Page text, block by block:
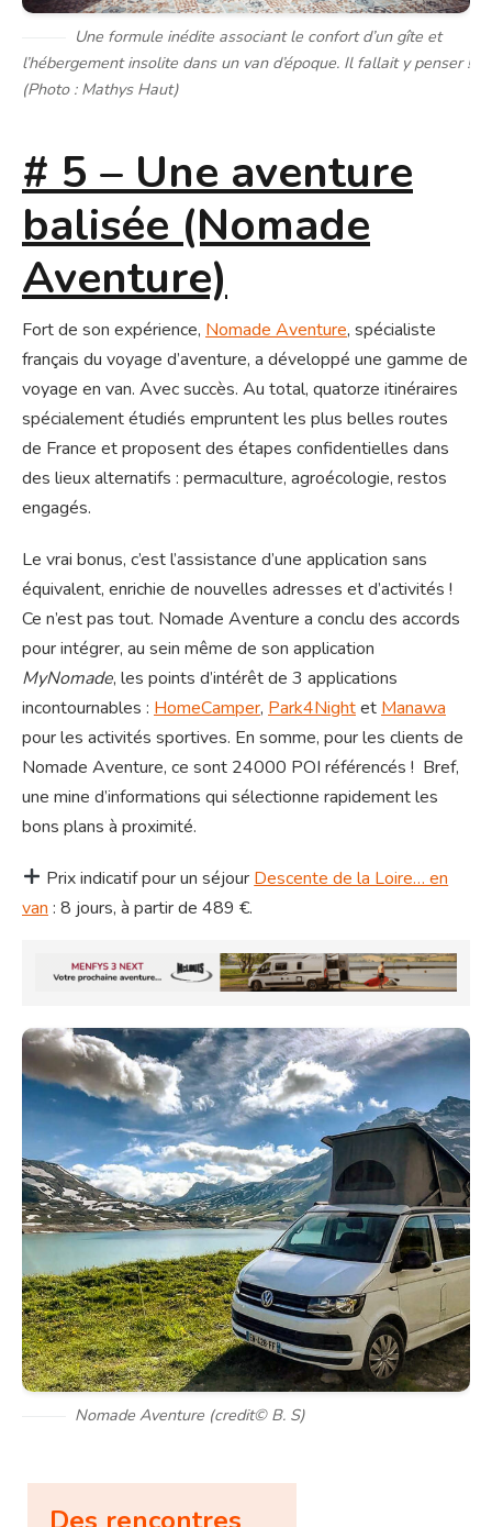
Une formule inédite associant le confort d’un gîte et
l’hébergement insolite dans un van d’époque. Il fallait y penser !
(Photo : Mathys Haut)
# 5 – Une aventure
balisée (Nomade
Aventure)
Fort de son expérience, Nomade Aventure, spécialiste
français du voyage d’aventure, a développé une gamme de
voyage en van. Avec succès. Au total, quatorze itinéraires
spécialement étudiés empruntent les plus belles routes
de France et proposent des étapes confidentielles dans
des lieux alternatifs : permaculture, agroécologie, restos
engagés.
Le vrai bonus, c’est l’assistance d’une application sans
équivalent, enrichie de nouvelles adresses et d’activités !
Ce n’est pas tout. Nomade Aventure a conclu des accords
pour intégrer, au sein même de son application
MyNomade, les points d’intérêt de 3 applications
incontournables : HomeCamper, Park4Nightet Manawa
pour les activités sportives. En somme, pour les clients de
Nomade Aventure, ce sont 24000 POI référencés ! Bref,
une mine d’informations qui sélectionne rapidement les
bons plans à proximité.
Prix indicatif pour un séjour Descente de la Loire… en
van : 8 jours, à partir de 489 €.
Nomade Aventure (credit© B. S)